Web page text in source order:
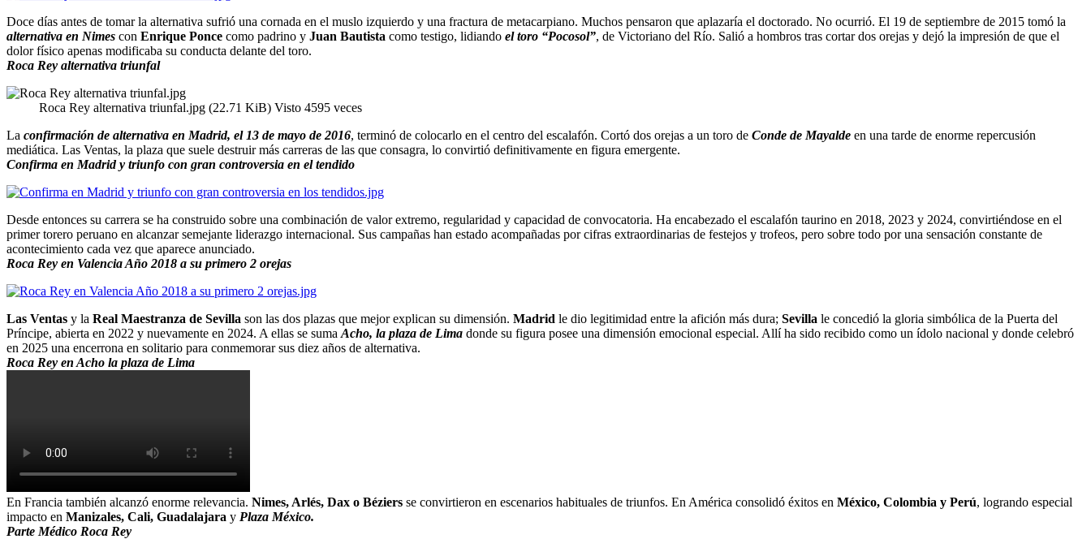
Doce días antes de tomar la alternativa sufrió una cornada en el muslo izquierdo y una fractura de metacarpiano. Muchos pensaron que aplazaría el doctorado. No ocurrió. El 19 de septiembre de 2015 tomó la
alternativa en Nimes con Enrique Ponce como padrino y Juan Bautista como testigo, lidiando el toro “Pocosol”, de Victoriano del Río. Salió a hombros tras cortar dos orejas y dejó la impresión de que el
dolor físico apenas modificaba su conducta delante del toro.
Roca Rey alternativa triunfal
Roca Rey alternativa triunfal.jpg (22.71 KiB) Visto 4595 veces
La confirmación de alternativa en Madrid, el 13 de mayo de 2016, terminó de colocarlo en el centro del escalafón. Cortó dos orejas a un toro de Conde de Mayalde en una tarde de enorme repercusión
mediática. Las Ventas, la plaza que suele destruir más carreras de las que consagra, lo convirtió definitivamente en figura emergente.
Confirma en Madrid y triunfo con gran controversia en el tendido
Desde entonces su carrera se ha construido sobre una combinación de valor extremo, regularidad y capacidad de convocatoria. Ha encabezado el escalafón taurino en 2018, 2023 y 2024, convirtiéndose en el
primer torero peruano en alcanzar semejante liderazgo internacional. Sus campañas han estado acompañadas por cifras extraordinarias de festejos y trofeos, pero sobre todo por una sensación constante de
acontecimiento cada vez que aparece anunciado.
Roca Rey en Valencia Año 2018 a su primero 2 orejas
Las Ventas y la Real Maestranza de Sevilla son las dos plazas que mejor explican su dimensión. Madrid le dio legitimidad entre la afición más dura; Sevilla le concedió la gloria simbólica de la Puerta del
Príncipe, abierta en 2022 y nuevamente en 2024. A ellas se suma Acho, la plaza de Lima donde su figura posee una dimensión emocional especial. Allí ha sido recibido como un ídolo nacional y donde celebró
en 2025 una encerrona en solitario para conmemorar sus diez años de alternativa.
Roca Rey en Acho la plaza de Lima
En Francia también alcanzó enorme relevancia. Nimes, Arlés, Dax o Béziers se convirtieron en escenarios habituales de triunfos. En América consolidó éxitos en México, Colombia y Perú, logrando especial
impacto en Manizales, Cali, Guadalajara y Plaza México.
Parte Médico Roca Rey